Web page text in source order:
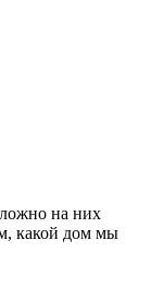
на них
какой дом мы